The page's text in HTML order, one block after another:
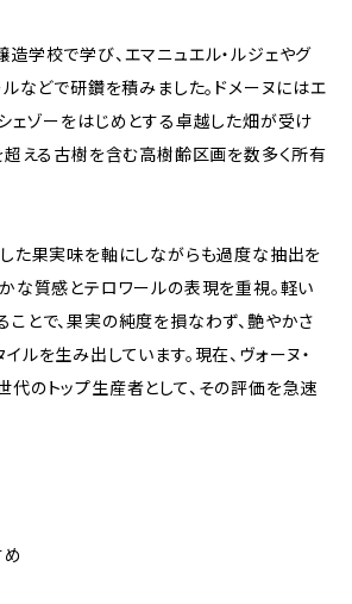
学校で学び、エマニュエル・ルジェやグ
ルなどで研鑽を積みました。ドメーヌにはエ
ェゾーをはじめとする卓越した畑が受け
える古樹を含む高樹齢区画を数多く所有
した果実味を軸にしながらも過度な抽出を
な質感とテロワールの表現を重視。軽い
とで、果実の純度を損なわず、艶やかさ
ルを生み出しています。現在、ヴォーヌ・
代のトップ生産者として、その評価を急速